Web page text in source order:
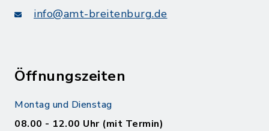
info@amt-breitenburg.de
Öffnungszeiten
Montag und Dienstag
08.00 - 12.00 Uhr (mit Termin)